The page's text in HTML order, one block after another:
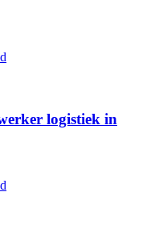
logistiek in